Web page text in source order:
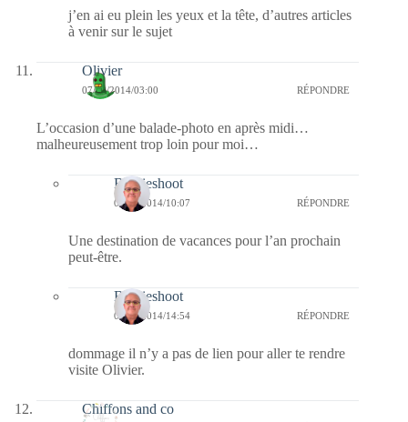
j’en ai eu plein les yeux et la tête, d’autres articles
à venir sur le sujet
Olivier
07/09/2014/03:00 RÉPONDRE
L’occasion d’une balade-photo en après midi…
malheureusement trop loin pour moi…
Bernieshoot
07/09/2014/10:07 RÉPONDRE
Une destination de vacances pour l’an prochain
peut-être.
Bernieshoot
08/09/2014/14:54 RÉPONDRE
dommage il n’y a pas de lien pour aller te rendre
visite Olivier.
Chiffons and co